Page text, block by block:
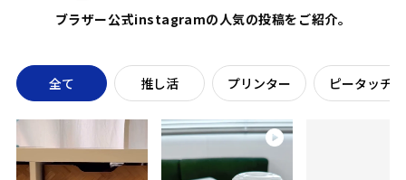
ブラザー公式instagramの人気の投稿をご紹介。
全て 推し活 プリンター ピータッチ